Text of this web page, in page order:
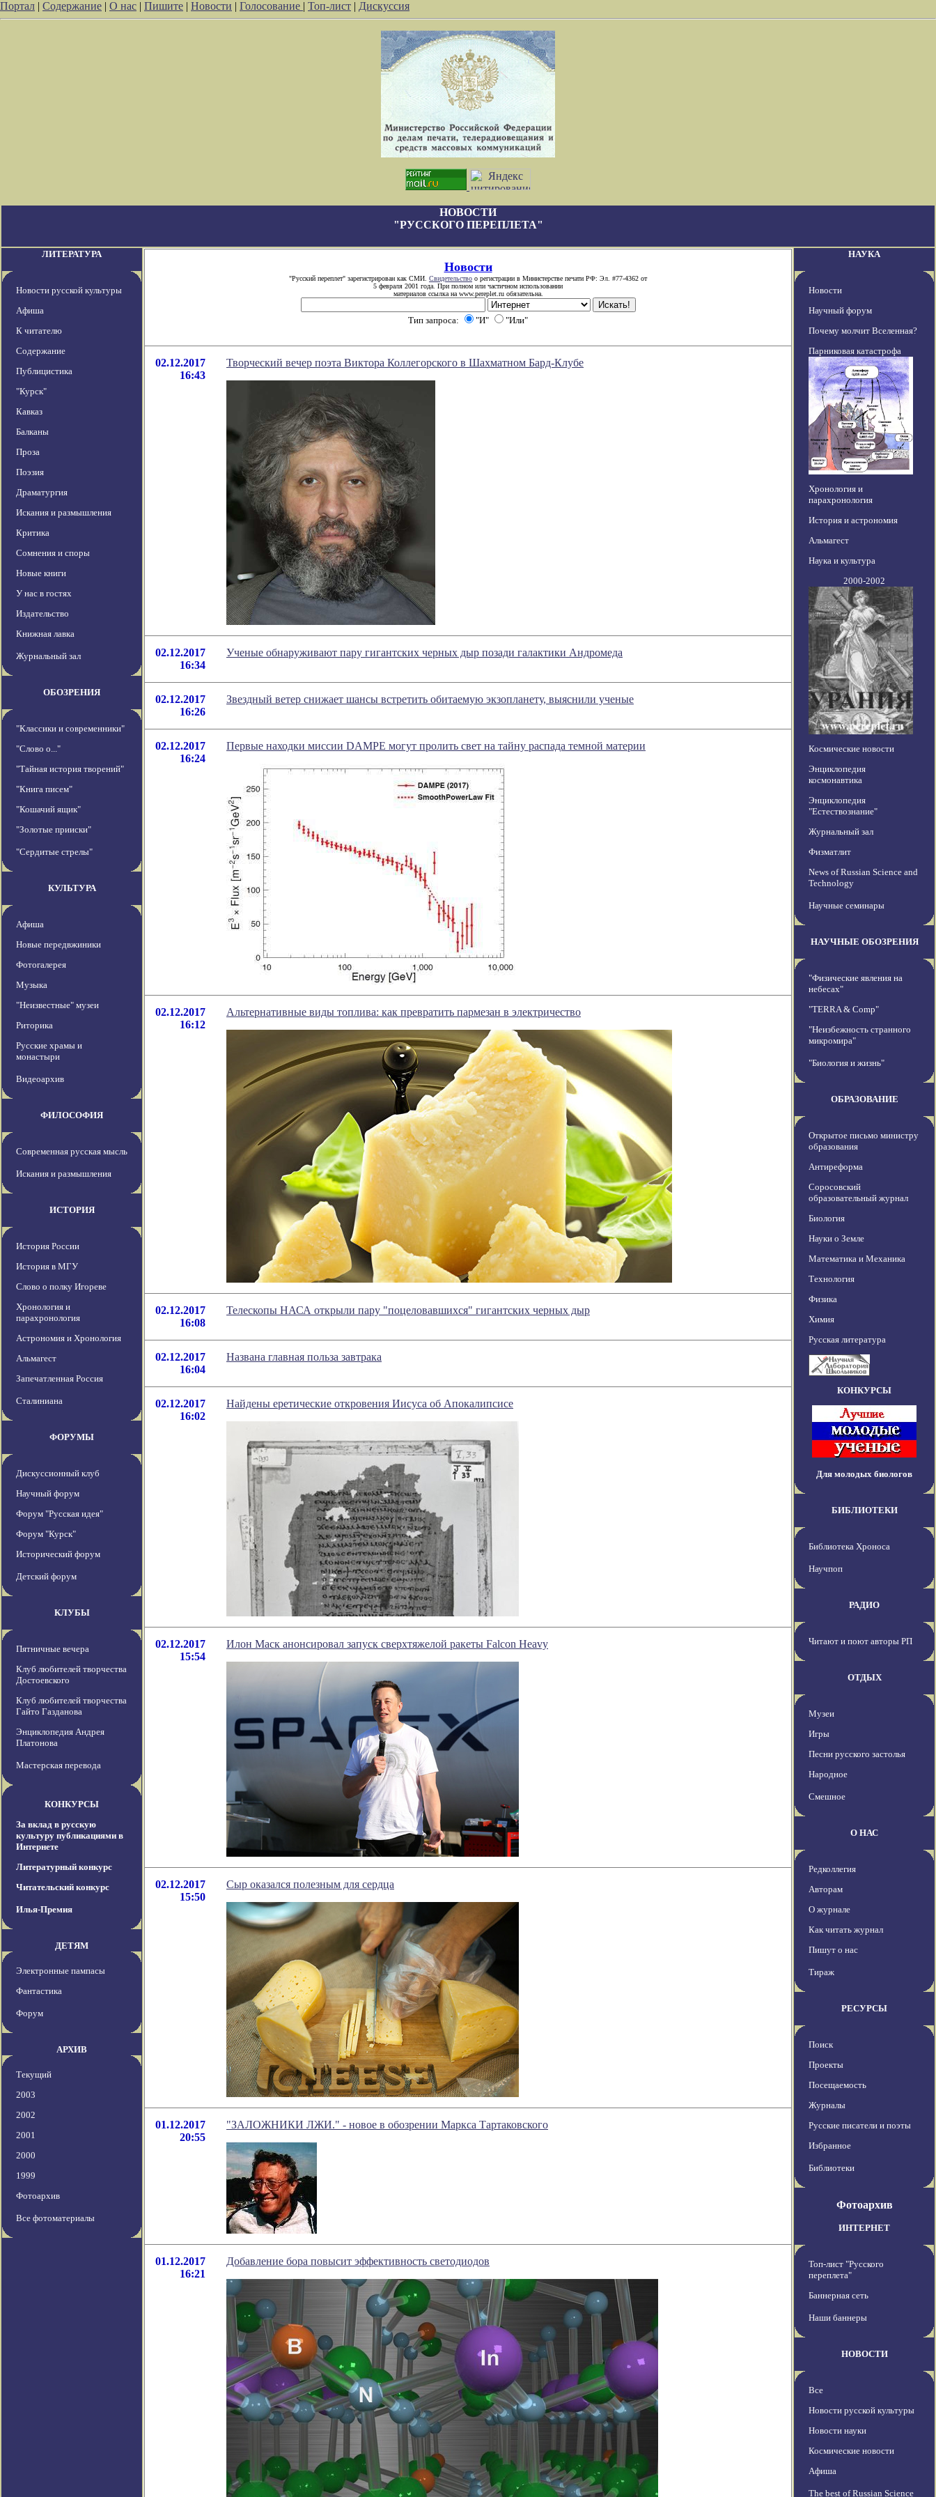
Портал | Содержание | О нас | Пишите | Новости | Голосование | Топ-лист | Дискуссия
НОВОСТИ
"РУССКОГО ПЕРЕПЛЕТА"
ЛИТЕРАТУРА
Новости русской культуры
Афиша
К читателю
Содержание
Публицистика
"Курск"
Кавказ
Балканы
Проза
Поэзия
Драматургия
Искания и размышления
Критика
Сомнения и споры
Новые книги
У нас в гостях
Издательство
Книжная лавка
Журнальный зал
ОБОЗРЕНИЯ
"Классики и современники"
"Слово о..."
"Тайная история творений"
"Книга писем"
"Кошачий ящик"
"Золотые прииски"
"Сердитые стрелы"
КУЛЬТУРА
Афиша
Новые передвжиники
Фотогалерея
Музыка
"Неизвестные" музеи
Риторика
Русские храмы и
монастыри
Видеоархив
ФИЛОСОФИЯ
Современная русская мысль
Искания и размышления
ИСТОРИЯ
История России
История в МГУ
Слово о полку Игореве
Хронология и
парахронология
Астрономия и Хронология
Альмагест
Запечатленная Россия
Сталиниана
ФОРУМЫ
Дискуссионный клуб
Научный форум
Форум "Русская идея"
Форум "Курск"
Исторический форум
Детский форум
КЛУБЫ
Пятничные вечера
Клуб любителей творчества
Достоевского
Клуб любителей творчества
Гайто Газданова
Энциклопедия Андрея
Платонова
Мастерская перевода
КОНКУРСЫ
За вклад в русскую
культуру публикациями в
Интернете
Литературный конкурс
Читательский конкурс
Илья-Премия
ДЕТЯМ
Электронные пампасы
Фантастика
Форум
АРХИВ
Текущий
2003
2002
2001
2000
1999
Фотоархив
Все фотоматериалы
Новости
"Русский переплет" зарегистрирован как СМИ. Свидетельство о регистрации в Министерстве печати РФ: Эл. #77-4362 от
5 февраля 2001 года. При полном или частичном использовании
материалов ссылка на www.pereplet.ru обязательна.
Тип запроса: "И" "Или"
02.12.2017
16:43
Творческий вечер поэта Виктора Коллегорского в Шахматном Бард-Клубе
02.12.2017
16:34
Ученые обнаруживают пару гигантских черных дыр позади галактики Андромеда
02.12.2017
16:26
Звездный ветер снижает шансы встретить обитаемую экзопланету, выяснили ученые
02.12.2017
16:24
Первые находки миссии DAMPE могут пролить свет на тайну распада темной материи
02.12.2017
16:12
Альтернативные виды топлива: как превратить пармезан в электричество
02.12.2017
16:08
Телескопы НАСА открыли пару "поцеловавшихся" гигантских черных дыр
02.12.2017
16:04
Названа главная польза завтрака
02.12.2017
16:02
Найдены еретические откровения Иисуса об Апокалипсисе
02.12.2017
15:54
Илон Маск анонсировал запуск сверхтяжелой ракеты Falcon Heavy
02.12.2017
15:50
Сыр оказался полезным для сердца
01.12.2017
20:55
"ЗАЛОЖНИКИ ЛЖИ." - новое в обозрении Маркса Тартаковского
01.12.2017
16:21
Добавление бора повысит эффективность светодиодов
НАУКА
Новости
Научный форум
Почему молчит Вселенная?
Парниковая катастрофа
Хронология и
парахронология
История и астрономия
Альмагест
Наука и культура
2000-2002
Космические новости
Энциклопедия
космонавтика
Энциклопедия
"Естествознание"
Журнальный зал
Физматлит
News of Russian Science and
Technology
Научные семинары
НАУЧНЫЕ ОБОЗРЕНИЯ
"Физические явления на
небесах"
"TERRA & Comp"
"Неизбежность странного
микромира"
"Биология и жизнь"
ОБРАЗОВАНИЕ
Открытое письмо министру
образования
Антиреформа
Соросовский
образовательный журнал
Биология
Науки о Земле
Математика и Механика
Технология
Физика
Химия
Русская литература
КОНКУРСЫ
Для молодых биологов
БИБЛИОТЕКИ
Библиотека Хроноса
Научпоп
РАДИО
Читают и поют авторы РП
ОТДЫХ
Музеи
Игры
Песни русского застолья
Народное
Смешное
О НАС
Редколлегия
Авторам
О журнале
Как читать журнал
Пишут о нас
Тираж
РЕСУРСЫ
Поиск
Проекты
Посещаемость
Журналы
Русские писатели и поэты
Избранное
Библиотеки
Фотоархив
ИНТЕРНЕТ
Топ-лист "Русского
переплета"
Баннерная сеть
Наши баннеры
НОВОСТИ
Все
Новости русской культуры
Новости науки
Космические новости
Афиша
The best of Russian Science